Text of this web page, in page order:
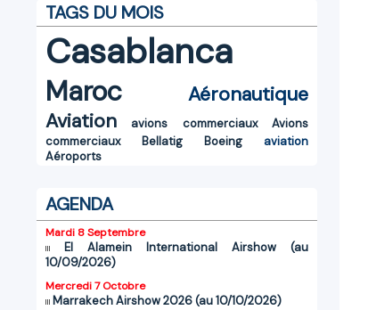
TAGS DU MOIS
Casablanca
Maroc
Aéronautique
Aviation
avions commerciaux
Avions
commerciaux
Bellatig Boeing
aviation
Aéroports
AGENDA
Mardi 8 Septembre
El Alamein International Airshow (au
10/09/2026)
Mercredi 7 Octobre
Marrakech Airshow 2026 (au 10/10/2026)